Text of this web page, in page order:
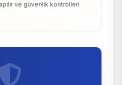
ve güvenlik kontrolleri